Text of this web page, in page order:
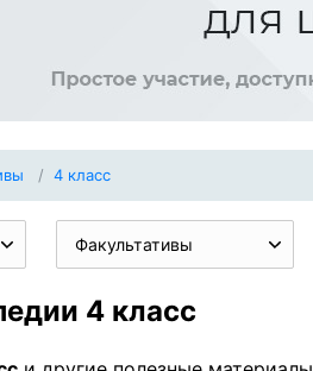
4 класс
Факультативы
4 класс